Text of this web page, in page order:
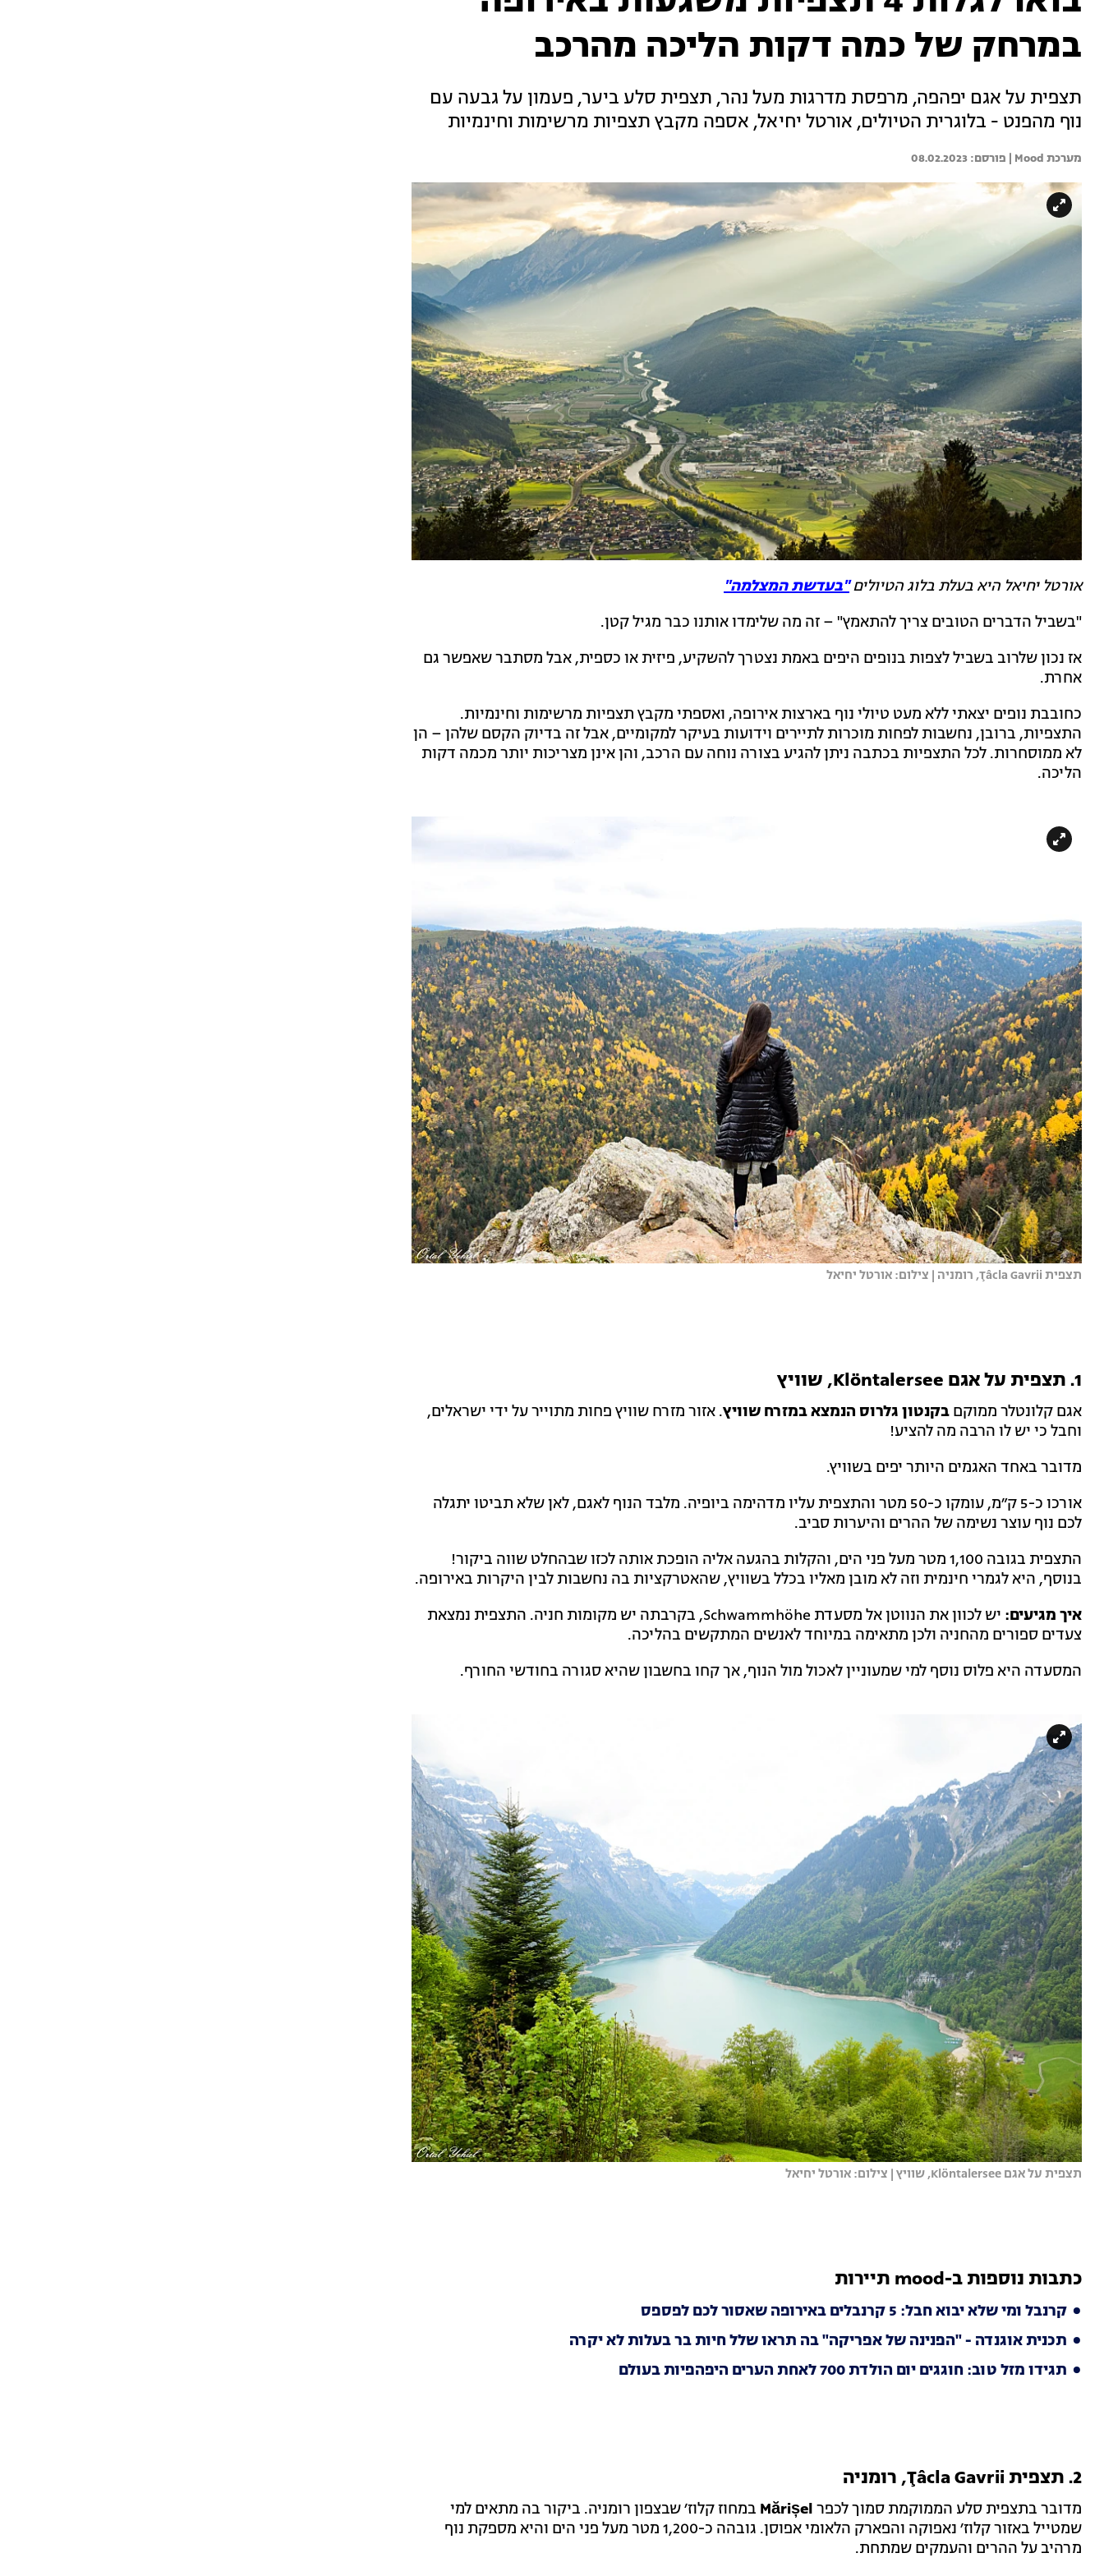
במרחק של כמה דקות הליכה מהרכב
תצפית על אגם יפהפה, מרפסת מדרגות מעל נהר, תצפית סלע ביער, פעמון על גבעה עם
נוף מהפנט - בלוגרית הטיולים, אורטל יחיאל, אספה מקבץ תצפיות מרשימות וחינמיות
מערכת Mood | 08.02.2023
אורטל יחיאל היא בעלת בלוג הטיולים"בעדשת המצלמה"
"בשביל הדברים הטובים צריך להתאמץ" – זה מה שלימדו אותנו כבר מגיל קטן.
אז נכון שלרוב בשביל לצפות בנופים היפים באמת נצטרך להשקיע, פיזית או כספית, אבל מסתבר שאפשר גם
אחרת.
כחובבת נופים יצאתי ללא מעט טיולי נוף בארצות אירופה, ואספתי מקבץ תצפיות מרשימות וחינמיות.
התצפיות, ברובן, נחשבות לפחות מוכרות לתיירים וידועות בעיקר למקומיים, אבל זה בדיוק הקסם שלהן – הן
לא ממוסחרות. לכל התצפיות בכתבה ניתן להגיע בצורה נוחה עם הרכב, והן אינן מצריכות יותר מכמה דקות
הליכה.
תצפית Ţâcla Gavrii, רומניה | צילום: אורטל יחיאל
1. תצפית על אגם Klöntalersee, שוויץ
אגם קלונטלר ממוקם בקנטון גלרוס הנמצא במזרח שוויץ. אזור מזרח שוויץ פחות מתוייר על ידי ישראלים,
וחבל כי יש לו הרבה מה להציע!
מדובר באחד האגמים היותר יפים בשוויץ.
אורכו כ-5 ק״מ, עומקו כ-50 מטר והתצפית עליו מדהימה ביופיה. מלבד הנוף לאגם, לאן שלא תביטו יתגלה
לכם נוף עוצר נשימה של ההרים והיערות סביב.
התצפית בגובה 1,100 מטר מעל פני הים, והקלות בהגעה אליה הופכת אותה לכזו שבהחלט שווה ביקור!
בנוסף, היא לגמרי חינמית וזה לא מובן מאליו בכלל בשוויץ, שהאטרקציות בה נחשבות לבין היקרות באירופה.
איך מגיעים:
יש לכוון את הנווטן אל מסעדת Schwammhöhe, בקרבתה יש מקומות חניה. התצפית נמצאת
צעדים ספורים מהחניה ולכן מתאימה במיוחד לאנשים המתקשים בהליכה.
המסעדה היא פלוס נוסף למי שמעוניין לאכול מול הנוף, אך קחו בחשבון שהיא סגורה בחודשי החורף.
תצפית על אגם Klöntalersee, שוויץ | צילום: אורטל יחיאל
כתבות נוספות ב-mood תיירות
קרנבל ומי שלא יבוא חבל: 5 קרנבלים באירופה שאסור לכם לפספס
תכנית אוגנדה - "הפנינה של אפריקה" בה תראו שלל חיות בר בעלות לא יקרה
תגידו מזל טוב: חוגגים יום הולדת 700 לאחת הערים היפהפיות בעולם
2. תצפית Ţâcla Gavrii, רומניה
מדובר בתצפית סלע הממוקמת סמוך לכפר Mărișel במחוז קלוז׳ שבצפון רומניה. ביקור בה מתאים למי
שמטייל באזור קלוז׳ נאפוקה והפארק הלאומי אפוסן. גובהה כ-1,200 מטר מעל פני הים והיא מספקת נוף
מרהיב על ההרים והעמקים שמתחת.